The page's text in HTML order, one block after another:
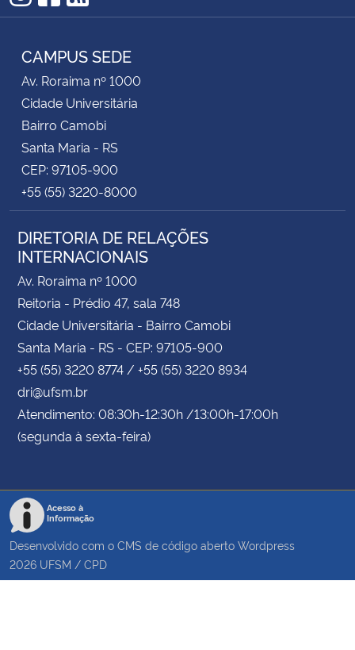
Instagram
Facebook
RSS
CAMPUS SEDE
Av. Roraima nº 1000
Cidade Universitária
Bairro Camobi
Santa Maria - RS
CEP: 97105-900
+55 (55) 3220-8000
DIRETORIA DE RELAÇÕES
INTERNACIONAIS
Av. Roraima nº 1000
Reitoria - Prédio 47, sala 748
Cidade Universitária - Bairro Camobi
Santa Maria - RS - CEP: 97105-900
+55 (55) 3220 8774 / +55 (55) 3220 8934
dri@ufsm.br
Atendimento: 08:30h-12:30h /13:00h-17:00h
(segunda à sexta-feira)
Acesso à
Informação
Desenvolvido com o CMS de código aberto Wordpress
2026 UFSM / CPD